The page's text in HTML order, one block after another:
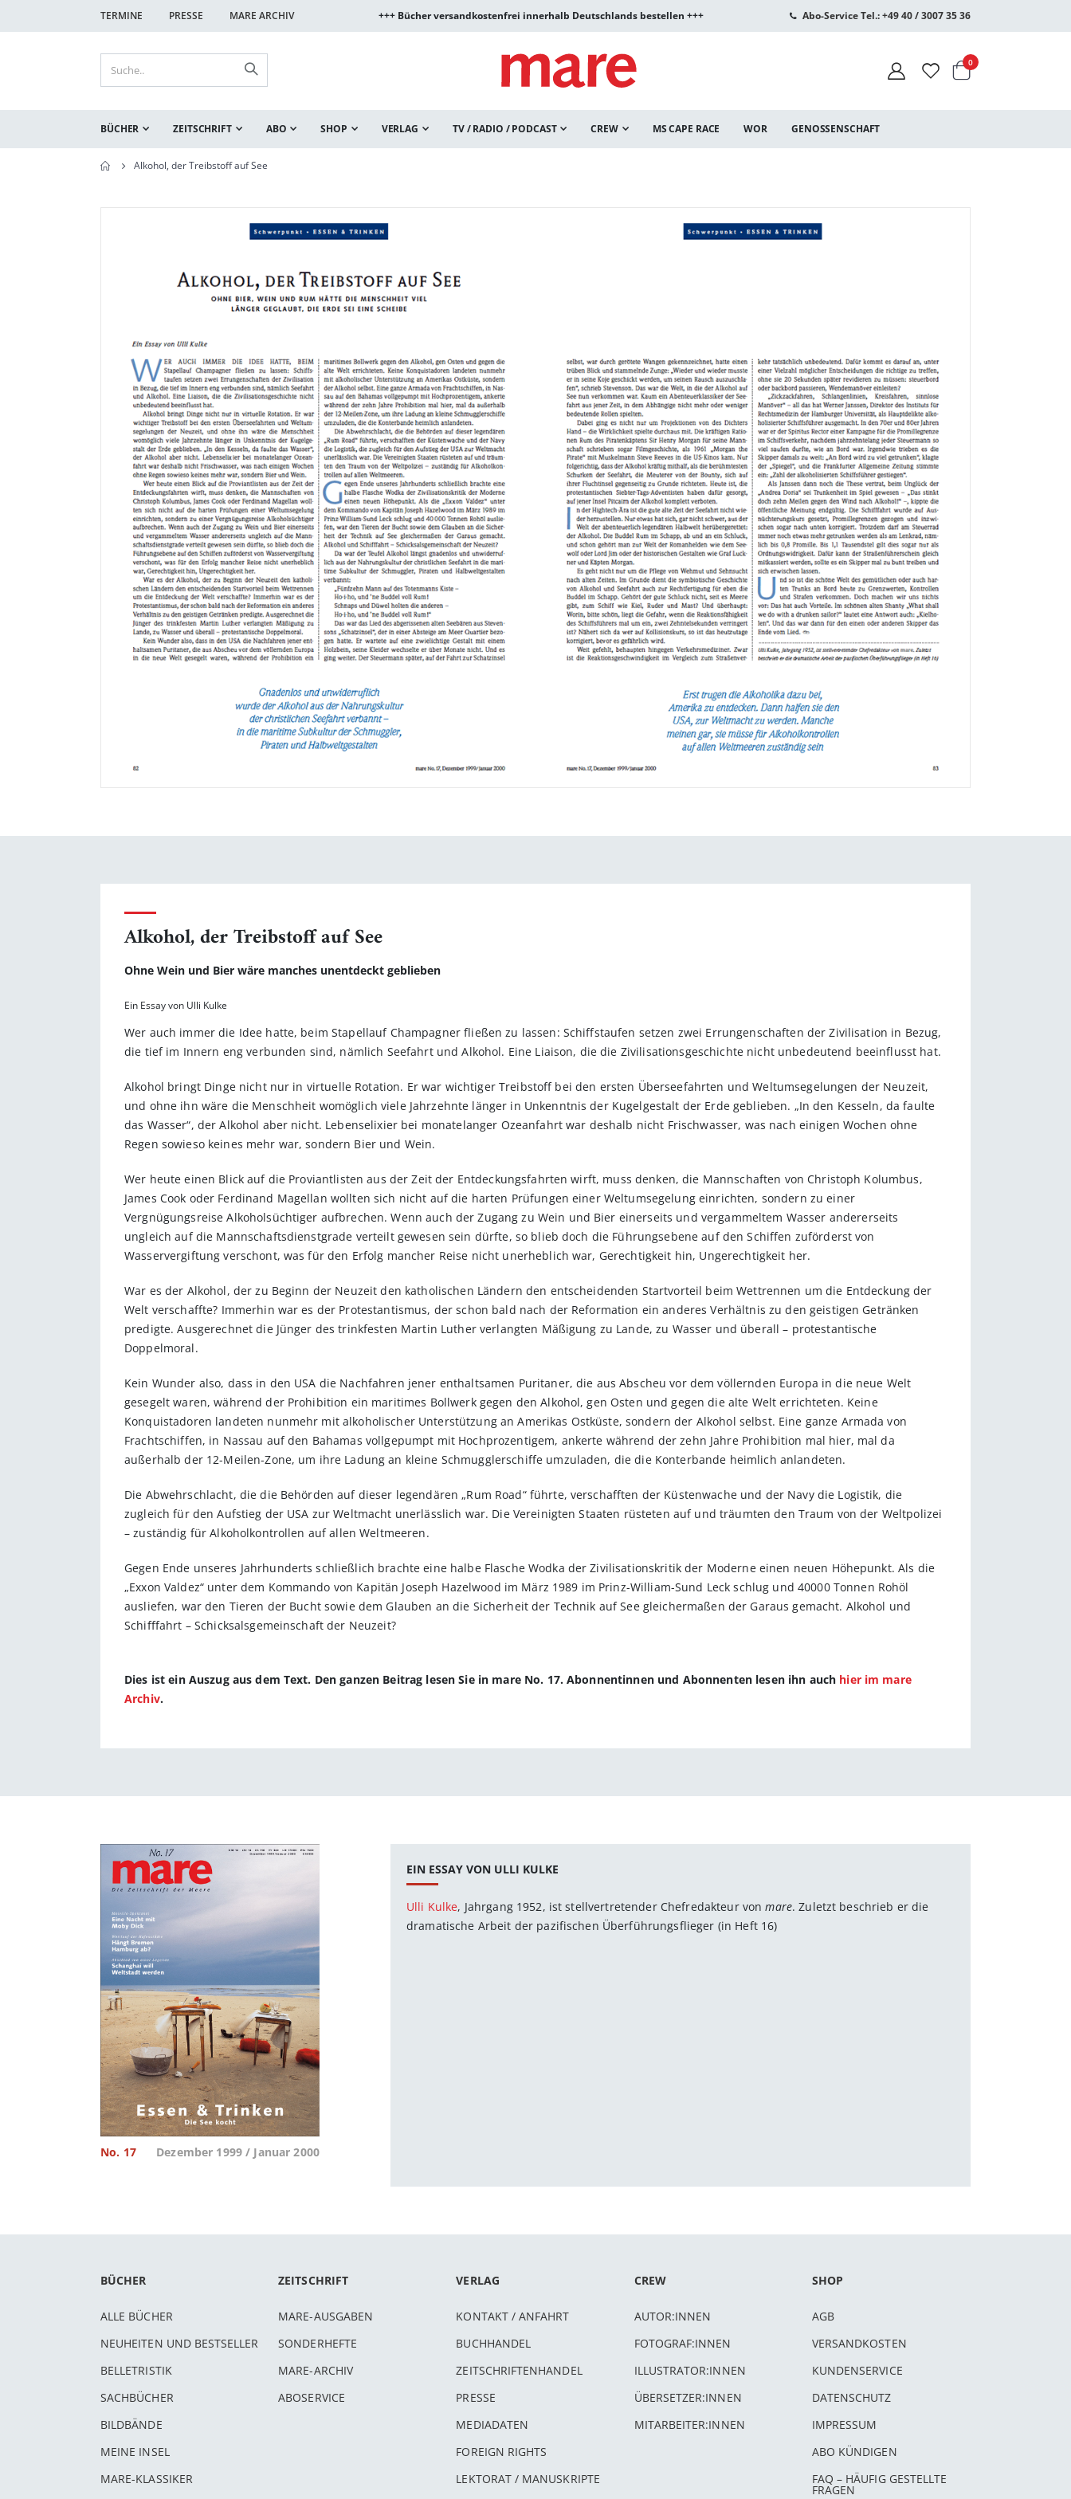
TERMINE PRESSE MARE ARCHIV +++ Bücher versandkostenfrei innerhalb Deutschlands bestellen +++ Abo-Service Tel.: +49 40 / 3007 35 36
Warenkorb
0Artikel
BÜCHER ZEITSCHRIFT ABO SHOP VERLAG TV / RADIO / PODCAST CREW MS CAPE RACE WOR GENOSSENSCHAFT
Alkohol, der Treibstoff auf See
Alkohol, der Treibstoff auf See
Ohne Wein und Bier wäre manches unentdeckt geblieben
Ein Essay von Ulli Kulke
Wer auch immer die Idee hatte, beim Stapellauf Champagner fließen zu lassen: Schiffstaufen setzen zwei Errungenschaften der Zivilisation in Bezug,
die tief im Innern eng verbunden sind, nämlich Seefahrt und Alkohol. Eine Liaison, die die Zivilisationsgeschichte nicht unbedeutend beeinflusst hat.
Alkohol bringt Dinge nicht nur in virtuelle Rotation. Er war wichtiger Treibstoff bei den ersten Überseefahrten und Weltumsegelungen der Neuzeit,
und ohne ihn wäre die Menschheit womöglich viele Jahrzehnte länger in Unkenntnis der Kugelgestalt der Erde geblieben. „In den Kesseln, da faulte
das Wasser“, der Alkohol aber nicht. Lebenselixier bei monatelanger Ozeanfahrt war deshalb nicht Frischwasser, was nach einigen Wochen ohne
Regen sowieso keines mehr war, sondern Bier und Wein.
Wer heute einen Blick auf die Proviantlisten aus der Zeit der Entdeckungsfahrten wirft, muss denken, die Mannschaften von Christoph Kolumbus,
James Cook oder Ferdinand Magellan wollten sich nicht auf die harten Prüfungen einer Weltumsegelung einrichten, sondern zu einer
Vergnügungsreise Alkoholsüchtiger aufbrechen. Wenn auch der Zugang zu Wein und Bier einerseits und vergammeltem Wasser andererseits
ungleich auf die Mannschaftsdienstgrade verteilt gewesen sein dürfte, so blieb doch die Führungsebene auf den Schiffen zuförderst von
Wasservergiftung verschont, was für den Erfolg mancher Reise nicht unerheblich war, Gerechtigkeit hin, Ungerechtigkeit her.
War es der Alkohol, der zu Beginn der Neuzeit den katholischen Ländern den entscheidenden Startvorteil beim Wettrennen um die Entdeckung der
Welt verschaffte? Immerhin war es der Protestantismus, der schon bald nach der Reformation ein anderes Verhältnis zu den geistigen Getränken
predigte. Ausgerechnet die Jünger des trinkfesten Martin Luther verlangten Mäßigung zu Lande, zu Wasser und überall – protestantische
Doppelmoral.
Kein Wunder also, dass in den USA die Nachfahren jener enthaltsamen Puritaner, die aus Abscheu vor dem völlernden Europa in die neue Welt
gesegelt waren, während der Prohibition ein maritimes Bollwerk gegen den Alkohol, gen Osten und gegen die alte Welt errichteten. Keine
Konquistadoren landeten nunmehr mit alkoholischer Unterstützung an Amerikas Ostküste, sondern der Alkohol selbst. Eine ganze Armada von
Frachtschiffen, in Nassau auf den Bahamas vollgepumpt mit Hochprozentigem, ankerte während der zehn Jahre Prohibition mal hier, mal da
außerhalb der 12-Meilen-Zone, um ihre Ladung an kleine Schmugglerschiffe umzuladen, die die Konterbande heimlich anlandeten.
Die Abwehrschlacht, die die Behörden auf dieser legendären „Rum Road“ führte, verschafften der Küstenwache und der Navy die Logistik, die
zugleich für den Aufstieg der USA zur Weltmacht unerlässlich war. Die Vereinigten Staaten rüsteten auf und träumten den Traum von der Weltpolizei
– zuständig für Alkoholkontrollen auf allen Weltmeeren.
Gegen Ende unseres Jahrhunderts schließlich brachte eine halbe Flasche Wodka der Zivilisationskritik der Moderne einen neuen Höhepunkt. Als die
„Exxon Valdez“ unter dem Kommando von Kapitän Joseph Hazelwood im März 1989 im Prinz-William-Sund Leck schlug und 40000 Tonnen Rohöl
ausliefen, war den Tieren der Bucht sowie dem Glauben an die Sicherheit der Technik auf See gleichermaßen der Garaus gemacht. Alkohol und
Schifffahrt – Schicksalsgemeinschaft der Neuzeit?
Dies ist ein Auszug aus dem Text. Den ganzen Beitrag lesen Sie in mare No. 17. Abonnentinnen und Abonnenten lesen ihn auch hier im mare
Archiv.
No. 17 Dezember 1999 / Januar 2000
EIN ESSAY VON ULLI KULKE
Ulli Kulke, Jahrgang 1952, ist stellvertretender Chefredakteur vonmare. Zuletzt beschrieb er die
dramatische Arbeit der pazifischen Überführungsflieger (in Heft 16)
BÜCHER
ALLE BÜCHER
NEUHEITEN UND BESTSELLER
BELLETRISTIK
SACHBÜCHER
BILDBÄNDE
MEINE INSEL
MARE-KLASSIKER
ZEITSCHRIFT
MARE-AUSGABEN
SONDERHEFTE
MARE-ARCHIV
ABOSERVICE
VERLAG
KONTAKT / ANFAHRT
BUCHHANDEL
ZEITSCHRIFTENHANDEL
PRESSE
MEDIADATEN
FOREIGN RIGHTS
LEKTORAT / MANUSKRIPTE
CREW
AUTOR:INNEN
FOTOGRAF:INNEN
ILLUSTRATOR:INNEN
ÜBERSETZER:INNEN
MITARBEITER:INNEN
SHOP
AGB
VERSANDKOSTEN
KUNDENSERVICE
DATENSCHUTZ
IMPRESSUM
ABO KÜNDIGEN
FAQ – HÄUFIG GESTELLTE
FRAGEN